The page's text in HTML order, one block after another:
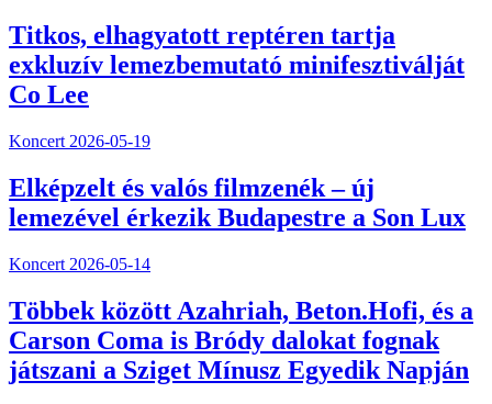
Titkos, elhagyatott reptéren tartja
exkluzív lemezbemutató minifesztiválját
Co Lee
Koncert 2026-05-19
Elképzelt és valós filmzenék – új
lemezével érkezik Budapestre a Son Lux
Koncert 2026-05-14
Többek között Azahriah, Beton.Hofi, és a
Carson Coma is Bródy dalokat fognak
játszani a Sziget Mínusz Egyedik Napján